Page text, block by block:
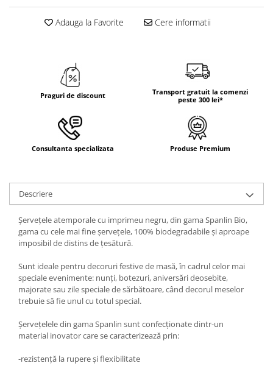
DECOR MOS NICOLAE
TEMATICA FLORALA
DECOR BABY SHOWER
Adauga la Favorite Cere informatii
Praguri de discount
Transport gratuit la comenzi
peste 300 lei*
Consultanta specializata Produse Premium
Descriere
Șervețele atemporale cu imprimeu negru, din gama Spanlin Bio,
gama cu cele mai fine șervețele, 100% biodegradabile și aproape
imposibil de distins de țesătură.
Sunt ideale pentru decoruri festive de masă, în cadrul celor mai
speciale evenimente: nunți, botezuri, aniversări deosebite,
majorate sau zile speciale de sărbătoare, când decorul meselor
trebuie să fie unul cu totul special.
Șervețelele din gama Spanlin sunt confecționate dintr-un
material inovator care se caracterizează prin:
-rezistență la rupere și flexibilitate